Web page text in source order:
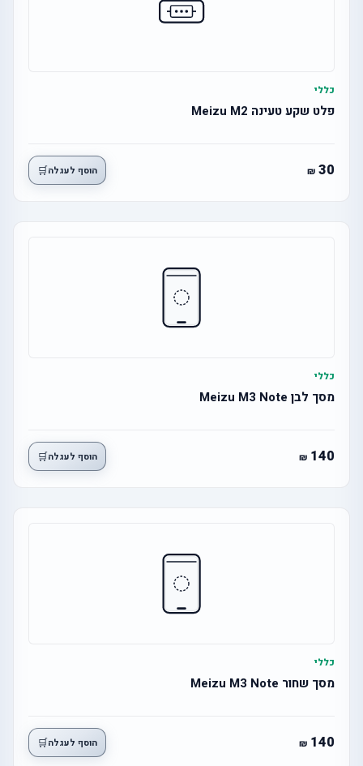
כללי
פלט שקע טעינה Meizu M2
30 הוסף לעגלה🛒
כללי
מסך לבן Meizu M3 Note
140 הוסף לעגלה🛒
כללי
מסך שחור Meizu M3 Note
140 הוסף לעגלה🛒